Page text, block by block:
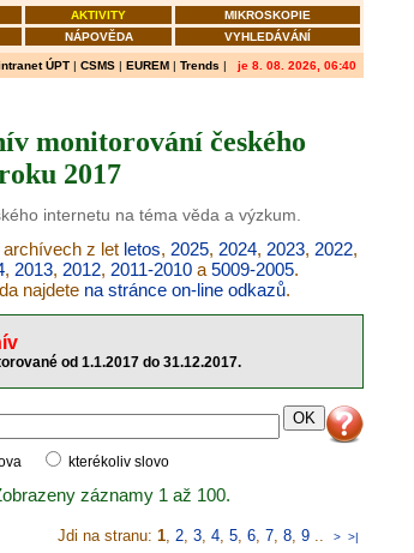
AKTIVITY
MIKROSKOPIE
NÁPOVĚDA VYHLEDÁVÁNÍ
ÚPT | CSMS | EUREM | Trends | je 8. 08. 2026, 06:40
monitorování českého
2017
internetu na téma věda a výzkum.
z let letos, 2025, 2024, 2023, 2022,
, 2013, 2012, 2011-2010a 5009-2005.
najdete na stránce on-line odkazů.
od 1.1.2017 do 31.12.2017.
kterékoliv slovo
záznamy 1 až 100.
Jdi na stranu: 1, 2, 3, 4, 5, 6, 7, 8, 9 .. > >|